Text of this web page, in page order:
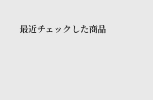
最近チェックした商品